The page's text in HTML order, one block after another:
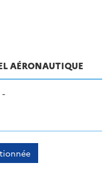
AÉRONAUTIQUE
-